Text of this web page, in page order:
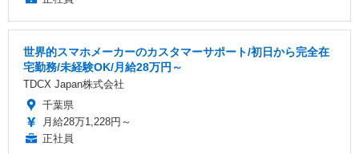
世界的スマホメーカーのカスタマーサポート/初日から完全在
宅勤務/未経験OK/月給28万円～
TDCX Japan株式会社
千葉県
月給28万1,228円～
正社員